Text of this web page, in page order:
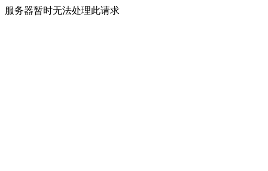
服务器暂时无法处理此请求